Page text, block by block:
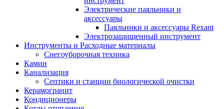
Электрические паяльники и
аксессуары
Паяльники и аксессуары Rexant
Электрозащищенный инструмент
Инструменты и Расходные материалы
Снегоуборочная техника
Камин
Канализация
Септики и станции биологической очистки
Керамогранит
Кондиционеры